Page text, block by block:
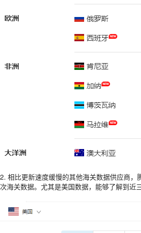
2. 相比更新速度缓慢的其他海关数据供应商，
次海关数据。尤其是美国数据，能够了解到近